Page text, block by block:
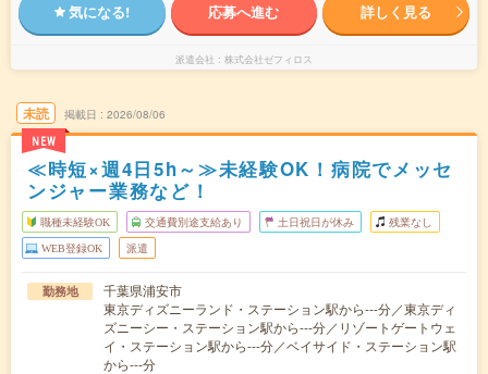
気になる! 応募へ進む 詳しく見る
派遣会社 株式会社ゼフィロス
未読
NEW
掲載日 2026/08/06
≪時短×週4日5h～≫未経験OK！病院でメッセ
ンジャー業務など！
職種未経験OK 交通費別途支給あり 土日祝日が休み 残業なし
WEB登録OK 派遣
勤務地
千葉県浦安市
東京ディズニーランド・ステーション駅から---分／東京ディ
ズニーシー・ステーション駅から---分／リゾートゲートウェ
イ・ステーション駅から---分／ベイサイド・ステーション駅
から---分